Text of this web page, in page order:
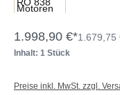
1.998,90 €*1.679,75
Inhalt: 1 Stück
Preise inkl. MwSt. zzgl.